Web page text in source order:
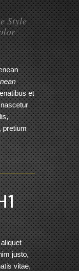
Style
et
pretium
justo,
vitae,